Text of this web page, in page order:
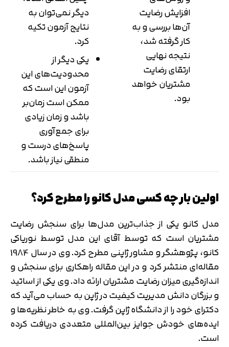
افزایش رضایت
آن‌ها بررسی و به
کار گرفته شد،
نتیجه نهایی
ارتقای رضایت
مشتریان خواهد
بود.
دیگر نمی‌توان به
نتایج آزمون تکیه
کرد.
یکی دیگر از
محدودیت‌های این
آزمون این است که
ممکن است زمان‌بر
باشد و زمان زیادی
برای جمع‌آوری
پاسخ‌های درست و
منطقی نیاز باشد.
اولین بار چه کسی مدل کانو را مطرح کرد؟
مدل کانو یکی از جذاب‌ترین مدل‌ها برای سنجش رضایت
مشتریان است که توسط آقای این مدل توسط نوریاکی
کانو، پژوهشگر و مشاور ژاپنی مطرح کرد. وی در سال 1984
مقاله‌ای منتشر کرد و در این مقاله راهکاری برای سنجش و
اندازه‌گیری میزان رضایت مشتریان ارائه داد. وی یکی از اساتید
و بزرگان دانش مدیریت کیفیت در ژاپن به حساب می‌آید که
دکترای خود را از دانشگاه ژاپن گرفت. وی به خاطر نظریه‌ها و
ایده‌های خودش جوایز بین‌المللی متعددی دریافت کرده
است.